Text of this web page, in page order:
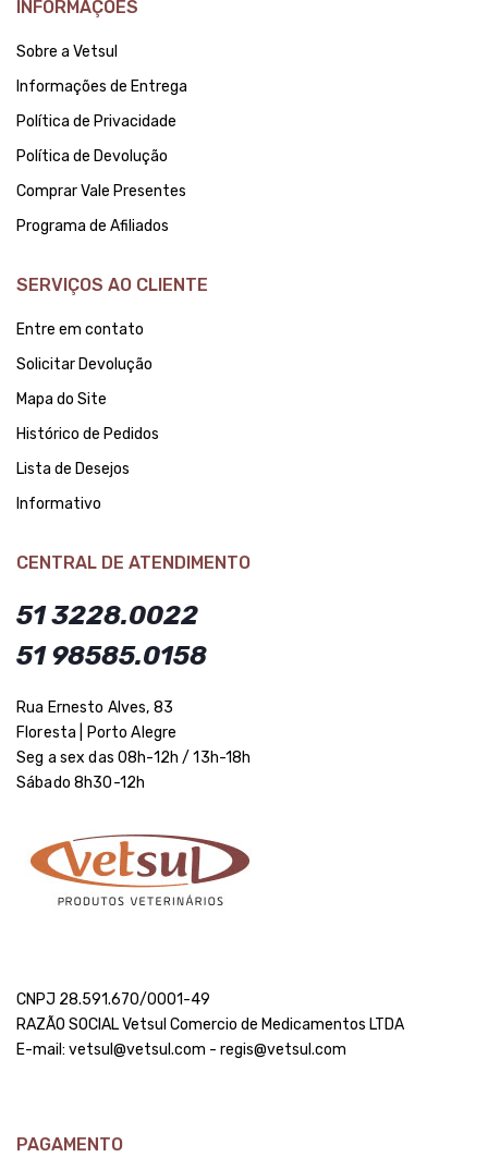
INFORMAÇÕES
Sobre a Vetsul
Informações de Entrega
Política de Privacidade
Política de Devolução
Comprar Vale Presentes
Programa de Afiliados
SERVIÇOS AO CLIENTE
Entre em contato
Solicitar Devolução
Mapa do Site
Histórico de Pedidos
Lista de Desejos
Informativo
CENTRAL DE ATENDIMENTO
51 3228.0022
51 98585.0158
Rua Ernesto Alves, 83
Floresta | Porto Alegre
Seg a sex das 08h-12h / 13h-18h
Sábado 8h30-12h
CNPJ 28.591.670/0001-49
RAZÃO SOCIAL Vetsul Comercio de Medicamentos LTDA
E-mail: vetsul@vetsul.com - regis@vetsul.com
PAGAMENTO